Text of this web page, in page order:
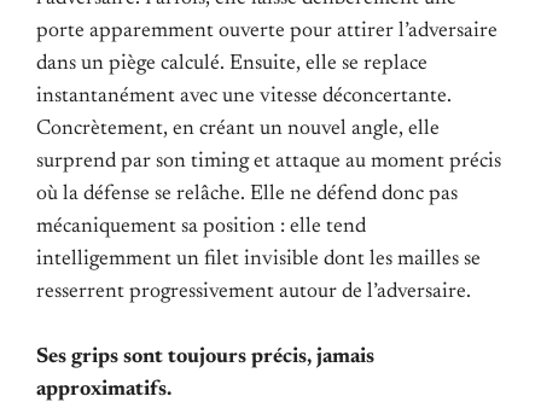
porte apparemment ouverte pour attirer l’adversaire
dans un piège calculé. Ensuite, elle se replace
instantanément avec une vitesse déconcertante.
Concrètement, en créant un nouvel angle, elle
surprend par son timing et attaque au moment précis
où la défense se relâche. Elle ne défend donc pas
mécaniquement sa position : elle tend
intelligemment un filet invisible dont les mailles se
resserrent progressivement autour de l’adversaire.
Ses grips sont toujours précis, jamais
approximatifs.